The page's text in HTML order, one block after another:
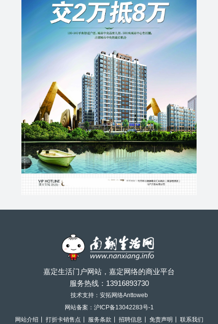
嘉定生活门户网站，嘉定网络的商业平台
服务热线： 13916893730
技术支持：安拓网络Anttoweb
网站备案： 沪ICP备13042283号-1
网站介绍
打折卡销售点 服务条款 招聘信息 免责声明 联系我们